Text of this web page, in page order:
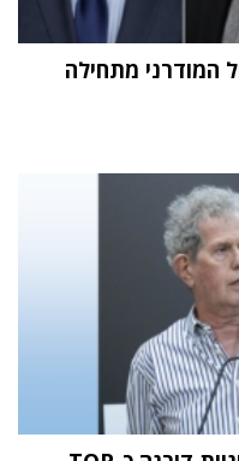
המודרני מתחילה